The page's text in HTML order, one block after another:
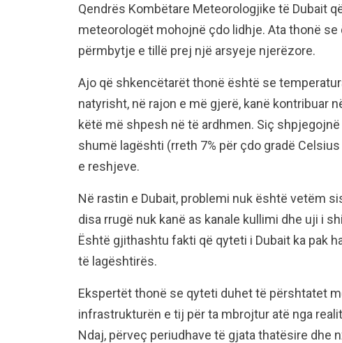
Qendrës Kombëtare Meteorologjike të Dubait
meteorologët mohojnë çdo lidhje. Ata thonë
përmbytje e tillë prej një arsyeje njerëzore.
Ajo që shkencëtarët thonë është se
natyrisht, në rajon e më gjerë, kanë kontribuar
këtë më shpesh në të ardhmen. Siç
shumë lagështi (rreth 7% për çdo gradë
e reshjeve.
Në rastin e Dubait, problemi nuk është vetëm
disa rrugë nuk kanë as kanale kullimi dhe uji i
Është gjithashtu fakti që qyteti i Dubait ka pak
të lagështirës.
Ekspertët thonë se qyteti duhet të përshtatet
infrastrukturën e tij për ta mbrojtur atë nga
Ndaj, përveç periudhave të gjata thatësire dhe